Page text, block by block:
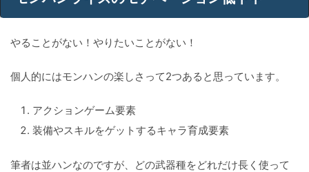
やることがない！やりたいことがない！
個人的にはモンハンの楽しさって2つあると思っています。
アクションゲーム要素
装備やスキルをゲットするキャラ育成要素
筆者は並ハンなのですが、どの武器種をどれだけ長く使って